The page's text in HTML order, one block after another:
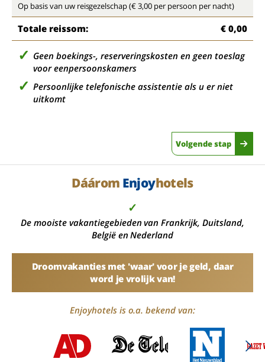
Op basis van uw reisgezelschap (€ 3,00 per persoon per nacht)
Totale reissom: € 0,00
Geen boekings-, reserveringskosten en geen toeslag
voor eenpersoonskamers
Persoonlijke telefonische assistentie als u er niet
uitkomt
Volgende stap
Dáárom Enjoyhotels
✓
De mooiste vakantiegebieden van Frankrijk, Duitsland,
België en Nederland
Droomvakanties met 'waar' voor je geld, daar
word je vrolijk van!
Enjoyhotels is o.a. bekend van: